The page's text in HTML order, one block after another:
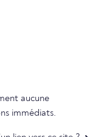
aucune
immédiats.